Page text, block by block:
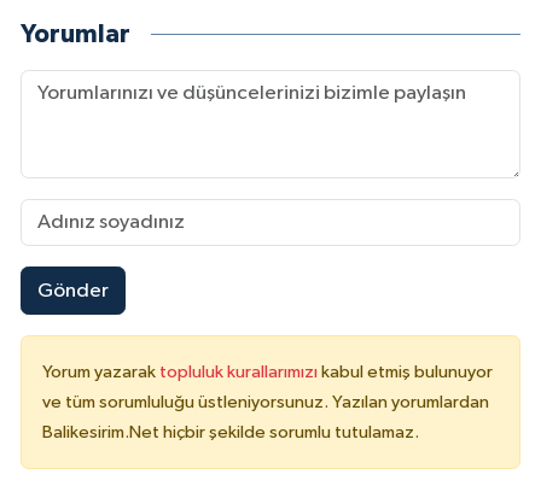
Yorumlar
Gönder
Yorum yazarak topluluk kurallarımızı kabul etmiş bulunuyor
ve tüm sorumluluğu üstleniyorsunuz. Yazılan yorumlardan
Balikesirim.Net hiçbir şekilde sorumlu tutulamaz.